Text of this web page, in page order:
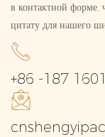
в контактной форме,
цитату для нашего
+86 -187